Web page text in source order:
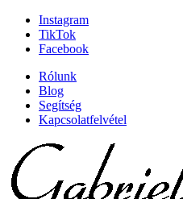
Instagram
TikTok
Facebook
Rólunk
Blog
Segítség
Kapcsolatfelvétel